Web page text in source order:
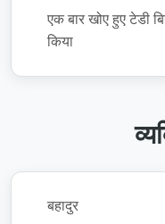
एक बार खोए हुए टेडी
किया
बहादुर